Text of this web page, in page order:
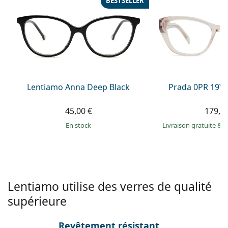
Prada
Toutes les marques
Lentiamo Anna Deep Black
45,00 €
en stock
Prada 0PR
Livraison gratuite&
Lentiamo utilise des verres de qualité
supérieure
Revêtement résistant